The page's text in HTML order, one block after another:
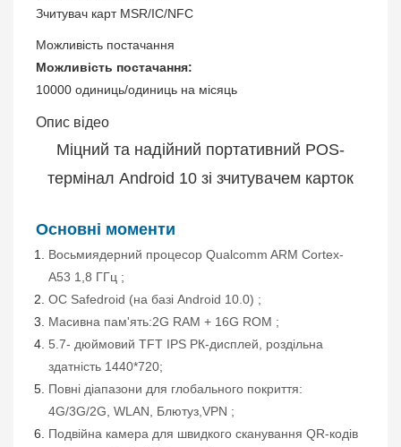
Зчитувач карт MSR/IC/NFC
Можливість постачання
Можливість постачання:
10000 одиниць/одиниць на місяць
Опис відео
Міцний та надійний портативний POS-
термінал Android 10 зі зчитувачем карток
Основні моменти
Восьмиядерний процесор Qualcomm ARM Cortex-
A53 1,8 ГГц ;
ОС Safedroid (на базі Android 10.0) ;
Масивна пам'ять:2G RAM + 16G ROM ;
5. 7- дюймовий TFT IPS РК-дисплей, роздільна
здатність 1440*720;
Повні діапазони для глобального покриття:
4G/3G/2G, WLAN, Блютуз, VPN ;
Подвійна камера для швидкого сканування QR-кодів